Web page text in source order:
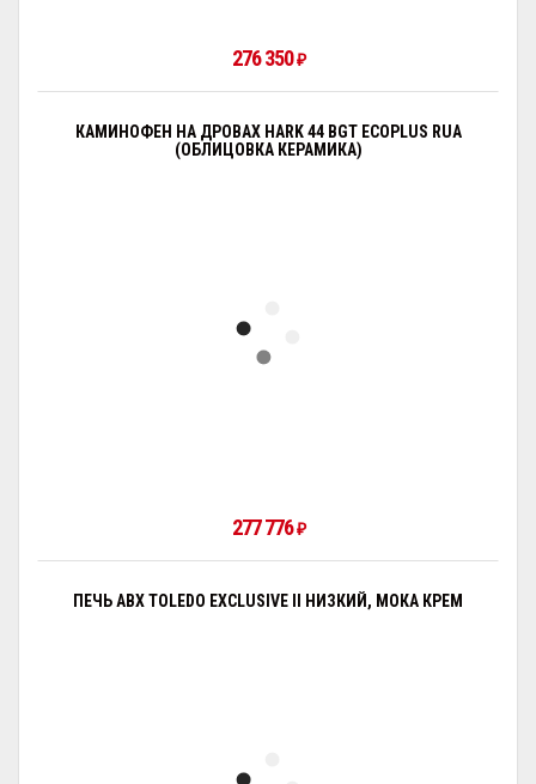
276 350₽
КАМИНОФЕН НА ДРОВАХ HARK 44 BGT ECOPLUS RUA
(ОБЛИЦОВКА КЕРАМИКА)
277 776₽
ПЕЧЬ ABX TOLEDO EXCLUSIVE II НИЗКИЙ, МОКА КРЕМ